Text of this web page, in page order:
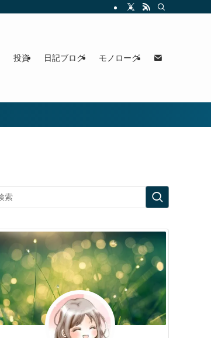
投資 日記ブログ モノローグ